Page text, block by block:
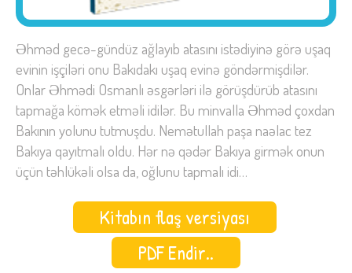
Əhməd gecə-gündüz ağlayıb atasını istədiyinə görə uşaq
evinin işçiləri onu Bakıdakı uşaq evinə göndərmişdilər.
Onlar Əhmədi Osmanlı əsgərləri ilə görüşdürüb atasını
tapmağa kömək etməli idilər. Bu minvalla Əhməd çoxdan
Bakının yolunu tutmuşdu. Nemətullah paşa naəlac tez
Bakıya qayıtmalı oldu. Hər nə qədər Bakıya girmək onun
üçün təhlükəli olsa da, oğlunu tapmalı idi…
Kitabın flaş versiyası
PDF Endir..